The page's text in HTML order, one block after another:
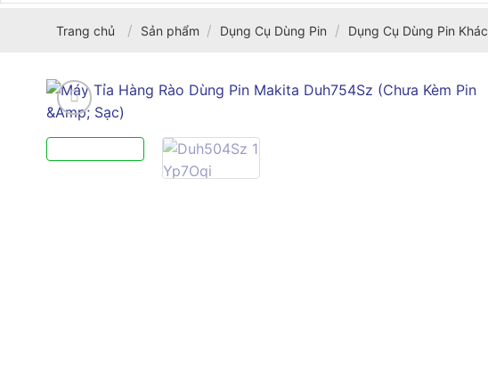
Trang chủ / Sản phẩm / Dụng Cụ Dùng Pin / Dụng Cụ Dùng Pin Khác